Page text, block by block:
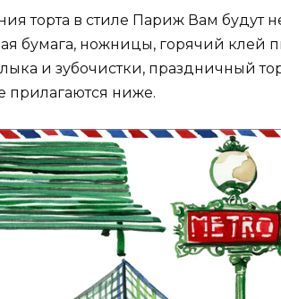
торта в стиле Париж Вам
бумага, ножницы, горячий клей
и зубочистки, праздничный
прилагаются ниже.